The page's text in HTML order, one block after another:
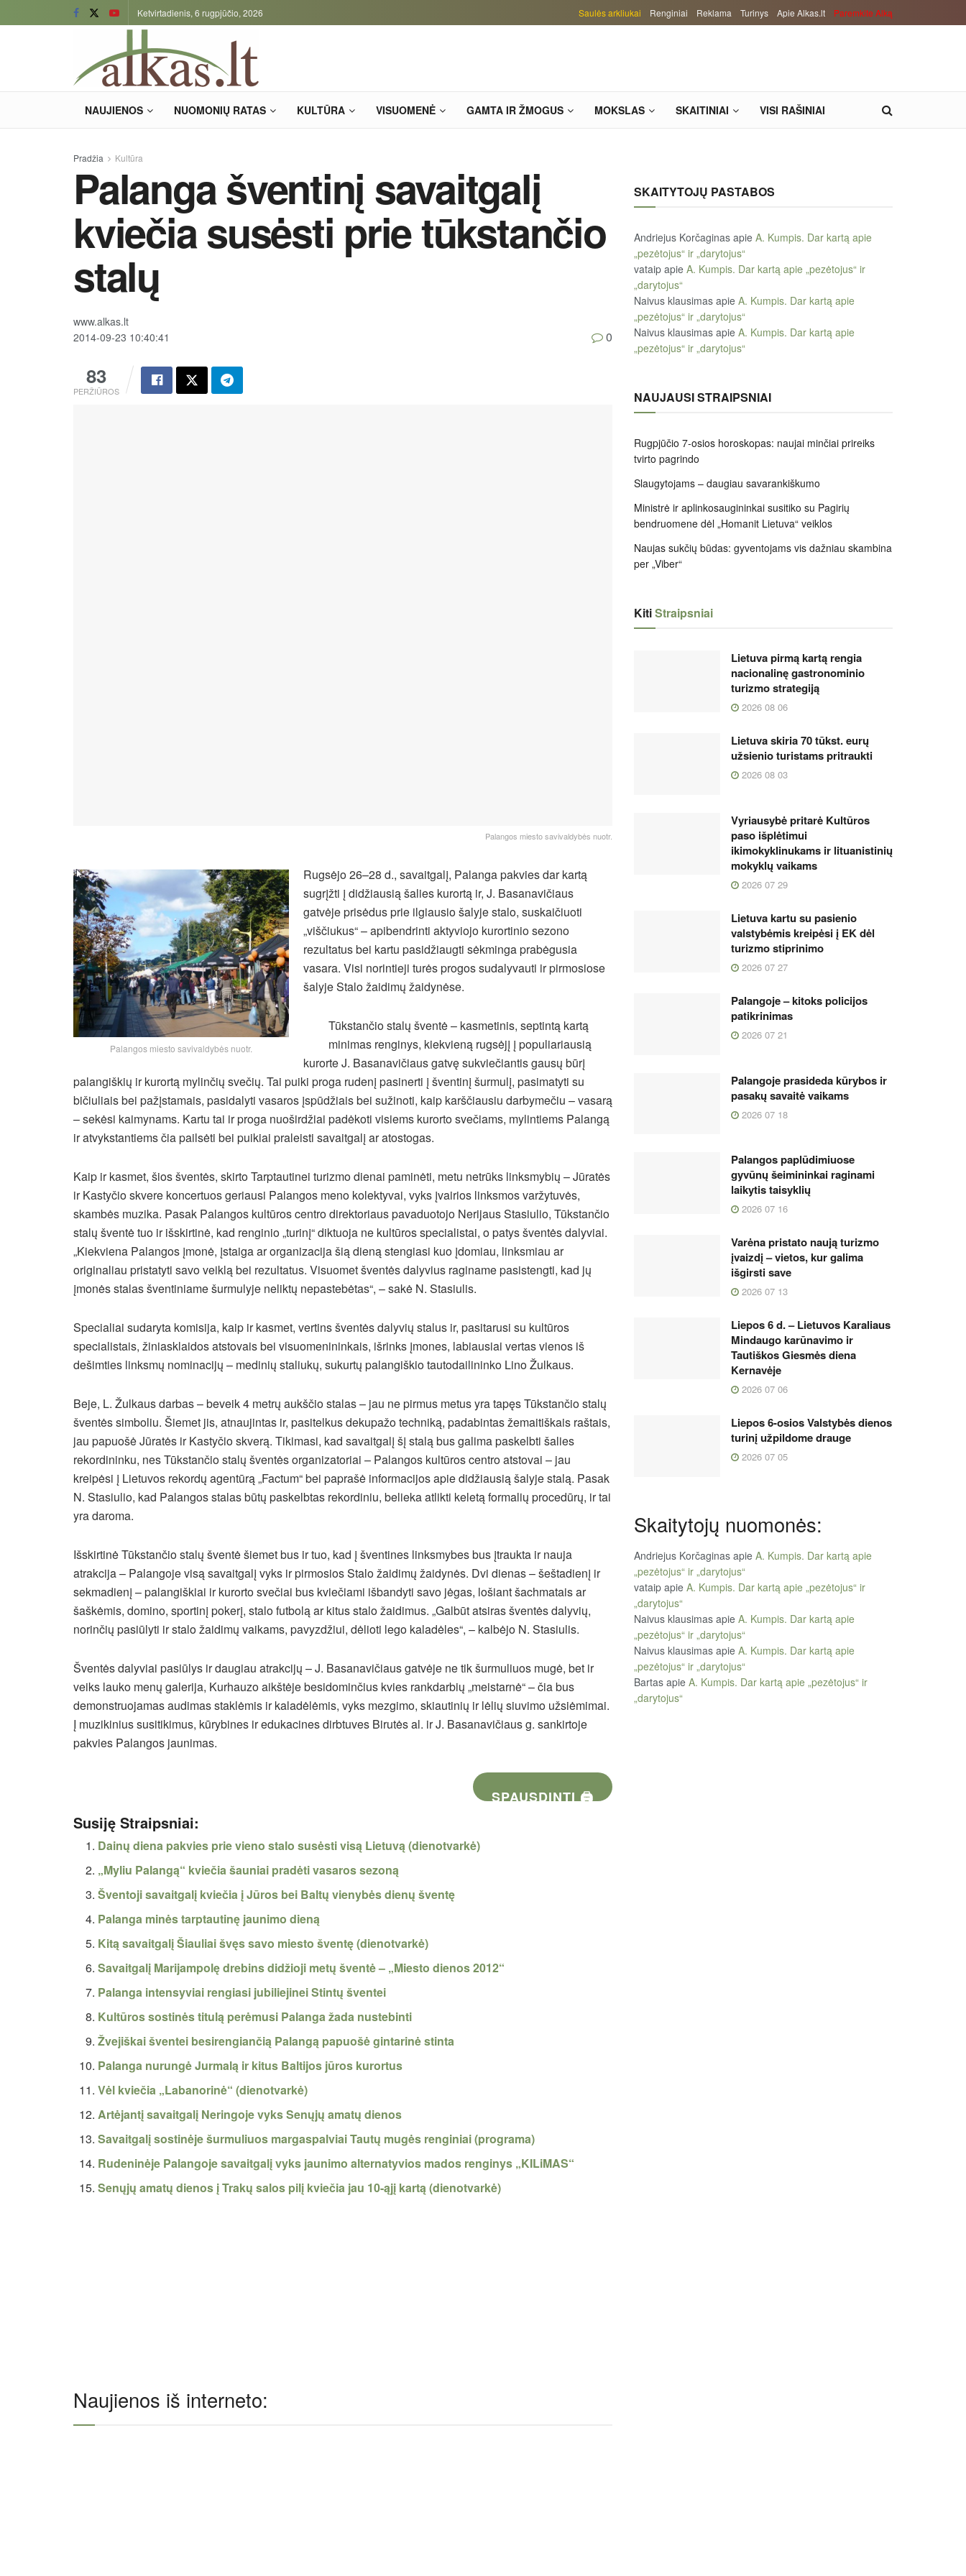
Ketvirtadienis, 6 rugpjūčio, 2026 Saulės arkliukai Renginiai Reklama Turinys Apie Alkas.lt Paremkite Alką
NAUJIENOS NUOMONIŲ RATAS KULTŪRA VISUOMENĖ GAMTA IR ŽMOGUS MOKSLAS SKAITINIAI VISI RAŠINIAI
Pradžia Kultūra
Palanga šventinį savaitgalį
kviečia susėsti prie tūkstančio
stalų
www.alkas.lt
2014-09-23 10:40:41
83
PERŽIŪROS
0
Palangos miesto savivaldybės nuotr.
Palangos miesto savivaldybės nuotr.
Rugsėjo 26–28 d., savaitgalį, Palanga pakvies dar kartą
sugrįžti į didžiausią šalies kurortą ir, J. Basanavičiaus
gatvėje prisėdus prie ilgiausio šalyje stalo, suskaičiuoti
„viščiukus“ – apibendrinti aktyviojo kurortinio sezono
rezultatus bei kartu pasidžiaugti sėkminga prabėgusia
vasara. Visi norintieji turės progos sudalyvauti ir pirmosiose
šalyje Stalo žaidimų žaidynėse.
Tūkstančio stalų šventė – kasmetinis, septintą kartą
minimas renginys, kiekvieną rugsėjį į populiariausią
kurorte J. Basanavičiaus gatvę sukviečiantis gausų būrį
palangiškių ir kurortą mylinčių svečių. Tai puiki proga rudenį pasinerti į šventinį šurmulį, pasimatyti su
bičiuliais bei pažįstamais, pasidalyti vasaros įspūdžiais bei sužinoti, kaip karščiausiu darbymečiu – vasarą
– sekėsi kaimynams. Kartu tai ir proga nuoširdžiai padėkoti visiems kurorto svečiams, mylintiems Palangą
ir atvykstantiems čia pailsėti bei puikiai praleisti savaitgalį ar atostogas.
Kaip ir kasmet, šios šventės, skirto Tarptautinei turizmo dienai paminėti, metu netrūks linksmybių – Jūratės
ir Kastyčio skvere koncertuos geriausi Palangos meno kolektyvai, vyks įvairios linksmos varžytuvės,
skambės muzika. Pasak Palangos kultūros centro direktoriaus pavaduotojo Nerijaus Stasiulio, Tūkstančio
stalų šventė tuo ir išskirtinė, kad renginio „turinį“ diktuoja ne kultūros specialistai, o patys šventės dalyviai.
„Kiekviena Palangos įmonė, įstaiga ar organizacija šią dieną stengiasi kuo įdomiau, linksmiau ar
originaliau pristatyti savo veiklą bei rezultatus. Visuomet šventės dalyvius raginame pasistengti, kad jų
įmonės stalas šventiniame šurmulyje neliktų nepastebėtas“, – sakė N. Stasiulis.
Specialiai sudaryta komisija, kaip ir kasmet, vertins šventės dalyvių stalus ir, pasitarusi su kultūros
specialistais, žiniasklaidos atstovais bei visuomenininkais, išrinks įmones, labiausiai vertas vienos iš
dešimties linksmų nominacijų – medinių staliukų, sukurtų palangiškio tautodailininko Lino Žulkaus.
Beje, L. Žulkaus darbas – beveik 4 metrų aukščio stalas – jau ne pirmus metus yra tapęs Tūkstančio stalų
šventės simboliu. Šiemet jis, atnaujintas ir, pasitelkus dekupažo techniką, padabintas žemaitiškais raštais,
jau papuošė Jūratės ir Kastyčio skverą. Tikimasi, kad savaitgalį šį stalą bus galima paskelbti šalies
rekordininku, nes Tūkstančio stalų šventės organizatoriai – Palangos kultūros centro atstovai – jau
kreipėsi į Lietuvos rekordų agentūrą „Factum“ bei paprašė informacijos apie didžiausią šalyje stalą. Pasak
N. Stasiulio, kad Palangos stalas būtų paskelbtas rekordiniu, belieka atlikti keletą formalių procedūrų, ir tai
yra daroma.
Išskirtinė Tūkstančio stalų šventė šiemet bus ir tuo, kad į šventines linksmybes bus įtraukta ir nauja
atrakcija – Palangoje visą savaitgalį vyks ir pirmosios Stalo žaidimų žaidynės. Dvi dienas – šeštadienį ir
sekmadienį – palangiškiai ir kurorto svečiai bus kviečiami išbandyti savo jėgas, lošiant šachmatais ar
šaškėmis, domino, sportinį pokerį, stalo futbolą ar kitus stalo žaidimus. „Galbūt atsiras šventės dalyvių,
norinčių pasiūlyti ir stalo žaidimų vaikams, pavyzdžiui, dėlioti lego kaladėles“, – kalbėjo N. Stasiulis.
Šventės dalyviai pasiūlys ir daugiau atrakcijų – J. Basanavičiaus gatvėje ne tik šurmuliuos mugė, bet ir
veiks lauko menų galerija, Kurhauzo aikštėje besidominčius kvies rankdarbių „meistarnė“ – čia bus
demonstruojamas audimas staklėmis ir kaladėlėmis, vyks mezgimo, skiautinių ir lėlių siuvimo užsiėmimai.
Į muzikinius susitikimus, kūrybines ir edukacines dirbtuves Birutės al. ir J. Basanavičiaus g. sankirtoje
pakvies Palangos jaunimas.
SPAUSDINTI 🖨
Susiję Straipsniai:
Dainų diena pakvies prie vieno stalo susėsti visą Lietuvą (dienotvarkė)
„Myliu Palangą“ kviečia šauniai pradėti vasaros sezoną
Šventoji savaitgalį kviečia į Jūros bei Baltų vienybės dienų šventę
Palanga minės tarptautinę jaunimo dieną
Kitą savaitgalį Šiauliai švęs savo miesto šventę (dienotvarkė)
Savaitgalį Marijampolę drebins didžioji metų šventė – „Miesto dienos 2012“
Palanga intensyviai rengiasi jubiliejinei Stintų šventei
Kultūros sostinės titulą perėmusi Palanga žada nustebinti
Žvejiškai šventei besirengiančią Palangą papuošė gintarinė stinta
Palanga nurungė Jurmalą ir kitus Baltijos jūros kurortus
Vėl kviečia „Labanorinė“ (dienotvarkė)
Artėjantį savaitgalį Neringoje vyks Senųjų amatų dienos
Savaitgalį sostinėje šurmuliuos margaspalviai Tautų mugės renginiai (programa)
Rudeninėje Palangoje savaitgalį vyks jaunimo alternatyvios mados renginys „KILiMAS“
Senųjų amatų dienos į Trakų salos pilį kviečia jau 10-ąjį kartą (dienotvarkė)
Naujienos iš interneto:
SKAITYTOJŲ PASTABOS
Andriejus Korčaginas apie A. Kumpis. Dar kartą apie
„pezėtojus“ ir „darytojus“
vataip apie A. Kumpis. Dar kartą apie „pezėtojus“ ir
„darytojus“
Naivus klausimas apie A. Kumpis. Dar kartą apie
„pezėtojus“ ir „darytojus“
Naivus klausimas apie A. Kumpis. Dar kartą apie
„pezėtojus“ ir „darytojus“
NAUJAUSI STRAIPSNIAI
Rugpjūčio 7-osios horoskopas: naujai minčiai prireiks
tvirto pagrindo
Slaugytojams – daugiau savarankiškumo
Ministrė ir aplinkosaugininkai susitiko su Pagirių
bendruomene dėl „Homanit Lietuva“ veiklos
Naujas sukčių būdas: gyventojams vis dažniau skambina
per „Viber“
KitiStraipsniai
Lietuva pirmą kartą rengia
nacionalinę gastronominio
turizmo strategiją
2026 08 06
Lietuva skiria 70 tūkst. eurų
užsienio turistams pritraukti
2026 08 03
Vyriausybė pritarė Kultūros
paso išplėtimui
ikimokyklinukams ir lituanistinių
mokyklų vaikams
2026 07 29
Lietuva kartu su pasienio
valstybėmis kreipėsi į EK dėl
turizmo stiprinimo
2026 07 27
Palangoje – kitoks policijos
patikrinimas
2026 07 21
Palangoje prasideda kūrybos ir
pasakų savaitė vaikams
2026 07 18
Palangos paplūdimiuose
gyvūnų šeimininkai raginami
laikytis taisyklių
2026 07 16
Varėna pristato naują turizmo
įvaizdį – vietos, kur galima
išgirsti save
2026 07 13
Liepos 6 d. – Lietuvos Karaliaus
Mindaugo karūnavimo ir
Tautiškos Giesmės diena
Kernavėje
2026 07 06
Liepos 6-osios Valstybės dienos
turinį užpildome drauge
2026 07 05
Skaitytojų nuomonės:
Andriejus Korčaginas apie A. Kumpis. Dar kartą apie
„pezėtojus“ ir „darytojus“
vataip apie A. Kumpis. Dar kartą apie „pezėtojus“ ir
„darytojus“
Naivus klausimas apie A. Kumpis. Dar kartą apie
„pezėtojus“ ir „darytojus“
Naivus klausimas apie A. Kumpis. Dar kartą apie
„pezėtojus“ ir „darytojus“
Bartas apie A. Kumpis. Dar kartą apie „pezėtojus“ ir
„darytojus“